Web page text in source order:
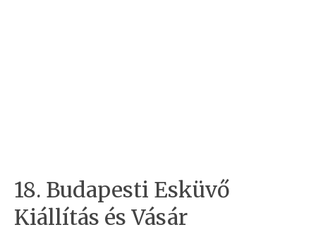
18. Budapesti Esküvő
Kiállítás és Vásár